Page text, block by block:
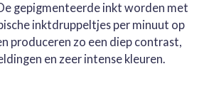
gepigmenteerde inkt worden met
inktdruppeltjes per minuut op
produceren zo een diep contrast,
en zeer intense kleuren.